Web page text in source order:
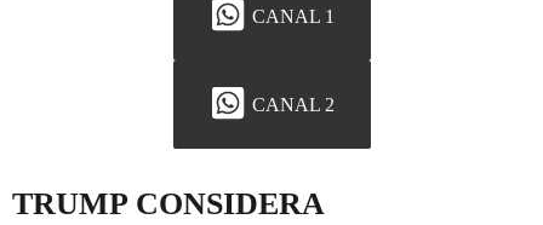
CANAL 1
CANAL 2
TRUMP CONSIDERA